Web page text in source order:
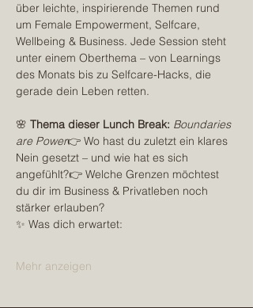
über leichte, inspirierende Themen rund
um Female Empowerment, Selfcare,
Wellbeing & Business. Jede Session steht
unter einem Oberthema – von Learnings
des Monats bis zu Selfcare-Hacks, die
gerade dein Leben retten.
🌸 Thema dieser Lunch Break: Boundaries
are Power👉 Wo hast du zuletzt ein klares
Nein gesetzt – und wie hat es sich
angefühlt?👉 Welche Grenzen möchtest
du dir im Business & Privatleben noch
stärker erlauben?
✨ Was dich erwartet:
Mehr anzeigen